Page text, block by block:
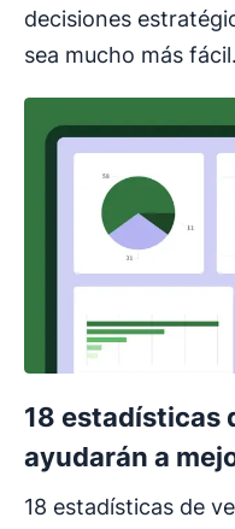
decisiones
sea mucho más fácil.
18 estadísticas
ayudarán a
18 estadísticas de